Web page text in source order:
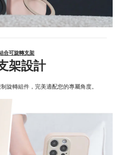
合可旋轉支架
架設計
旋轉組件，完美適配您的專屬角度。